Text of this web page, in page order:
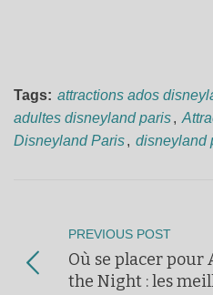
Tags: attractions ados
adultes disneyland paris,
Disneyland Paris, disneyland
PREVIOUS POST
Où se placer pour
the Night : les